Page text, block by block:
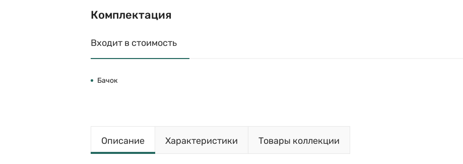
Комплектация
Входит в стоимость
Бачок
Описание Характеристики Товары коллекции